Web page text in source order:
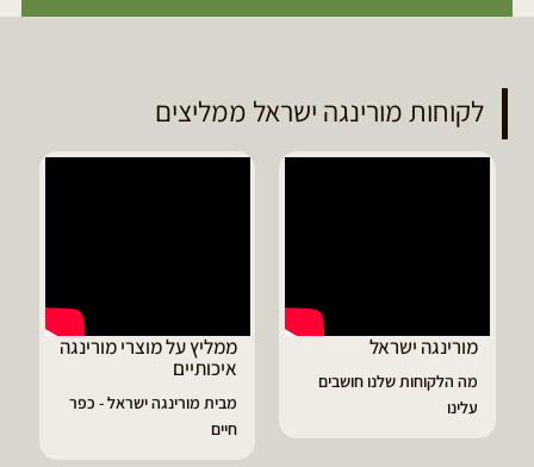
לקוחות מורינגה ישראל ממליצים
ממליץ על מוצרי מורינגה
מבית מורינגה ישראל - כפר
דיוויד ממליץ על טבליות
מורינגה
הפסקתי לסבול מהתקפי
גאוט ודלקות